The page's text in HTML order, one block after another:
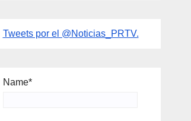
Tweets por el @Noticias_PRTV.
Name*